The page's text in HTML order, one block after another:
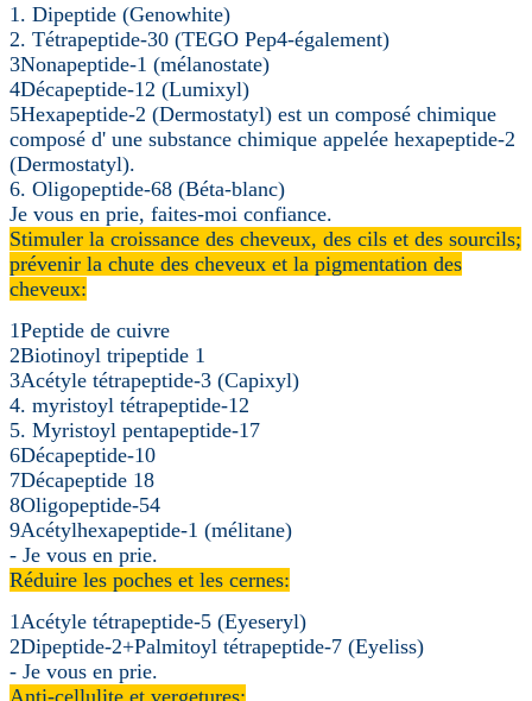
1. Dipeptide (Genowhite)
2. Tétrapeptide-30 (TEGO Pep4-également)
3Nonapeptide-1 (mélanostate)
4Décapeptide-12 (Lumixyl)
5Hexapeptide-2 (Dermostatyl) est un composé chimique
composé d' une substance chimique appelée hexapeptide-2
(Dermostatyl).
6. Oligopeptide-68 (Béta-blanc)
Je vous en prie, faites-moi confiance.
Stimuler la croissance des cheveux, des cils et des sourcils;
prévenir la chute des cheveux et la pigmentation des
cheveux:
1Peptide de cuivre
2Biotinoyl tripeptide 1
3Acétyle tétrapeptide-3 (Capixyl)
4. myristoyl tétrapeptide-12
5. Myristoyl pentapeptide-17
6Décapeptide-10
7Décapeptide 18
8Oligopeptide-54
9Acétylhexapeptide-1 (mélitane)
- Je vous en prie.
Réduire les poches et les cernes:
1Acétyle tétrapeptide-5 (Eyeseryl)
2Dipeptide-2+Palmitoyl tétrapeptide-7 (Eyeliss)
- Je vous en prie.
Anti-cellulite et vergetures: